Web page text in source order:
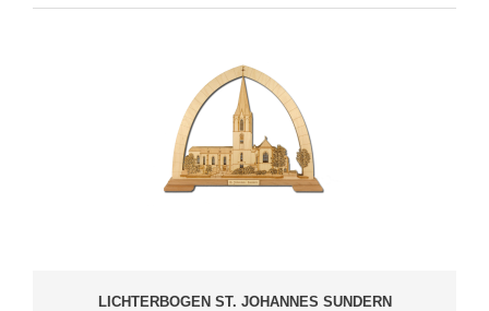
LICHTERBOGEN ST. JOHANNES SUNDERN